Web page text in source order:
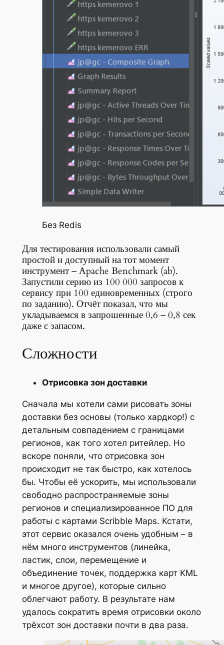
Без Redis
Для тестирования использовали самый
простой и доступный на тот момент
инструмент – Apache Benchmark (ab).
Запустили серию из 100 000 запросов к
сервису при 100 единовременных (строго
по заданию). Отчёт показал, что мы
укладываемся в запрошенные 0,6 – 0,8 сек
даже с запасом.
Сложности
Отрисовка зон доставки
Сначала мы хотели сами рисовать зоны
доставки без основы (только хардкор!) с
детальным совпадением с границами
регионов, как того хотел ритейлер. Но
вскоре поняли, что отрисовка зон
происходит не так быстро, как хотелось
бы. Чтобы её ускорить, мы использовали
свободно распространяемые зоны
регионов и специализированное ПО для
работы с картами Scribble Maps. Кстати,
этот сервис оказался очень удобным – в
нём много инструментов (линейка,
ластик, слои, перемещение и
объединение точек, поддержка карт KML
и многое другое), которые сильно
облегчают работу. В результате нам
удалось сократить время отрисовки около
трёхсот зон доставки почти в два раза.